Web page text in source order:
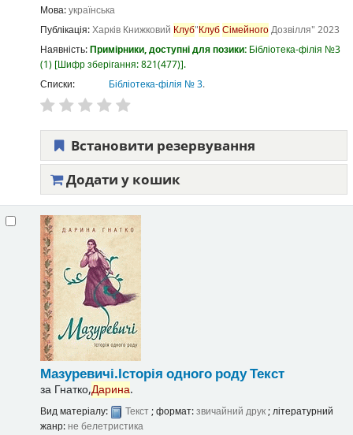
Мова:українська
Публікація:Харків Книжковий Клуб"КлубСімейногоДозвілля" 2023
Наявність:Примірники, доступні для позики: Бібліотека-філія №3
(1) Шифр зберігання:821(477) .
Списки:
Бібліотека-філія № 3.
Встановити резервування
Додати у кошик
Мазуревичі.Історія одного родуТекст
за Гнатко,Дарина.
Вид матеріалу: Текст; формат:звичайний друк; літературний
жанр: не белетристика